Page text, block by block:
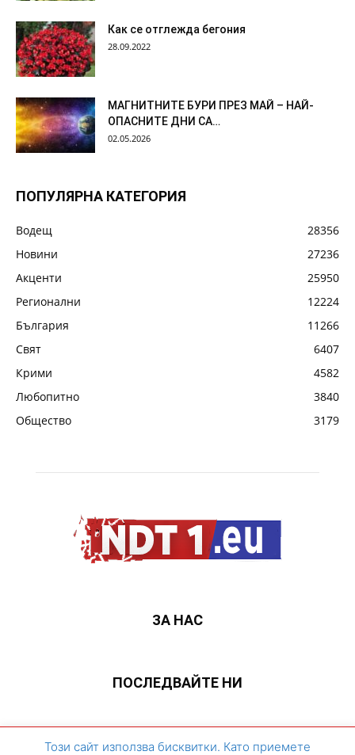
Как се отглежда бегония
28.09.2022
МАГНИТНИТЕ БУРИ ПРЕЗ МАЙ – НАЙ-
ОПАСНИТЕ ДНИ СА…
02.05.2026
ПОПУЛЯРНА КАТЕГОРИЯ
Водещ
28356
Новини
27236
Акценти
25950
Регионални
12224
България
11266
Свят
6407
Крими
4582
Любопитно
3840
Общество
3179
ЗА НАС
ПОСЛЕДВАЙТЕ НИ
ЗА НАС Контакти Архивен сайт
Този сайт използва бисквитки. Като приемете